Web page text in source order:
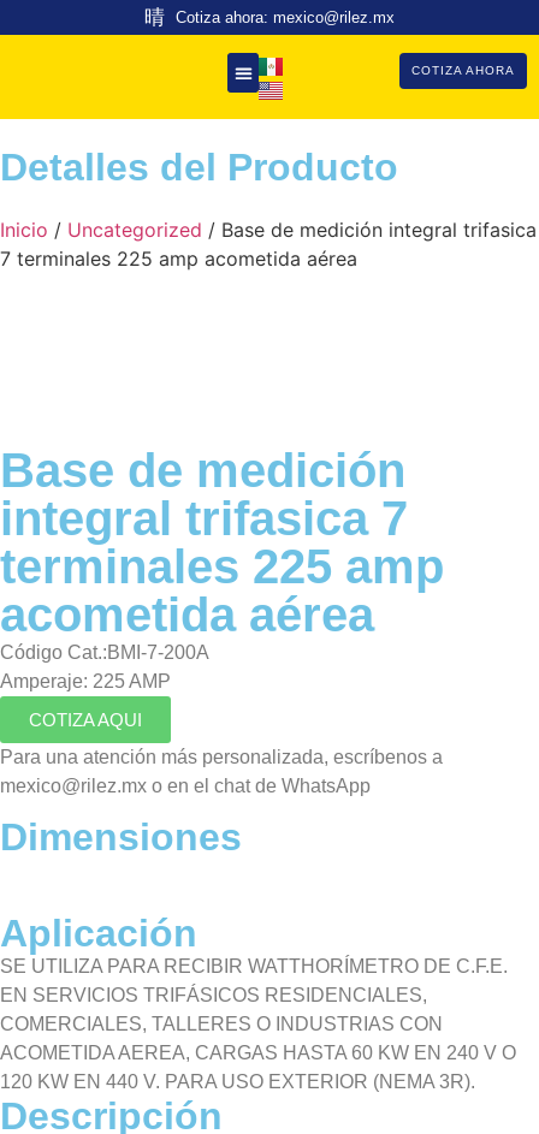
Cotiza ahora: mexico@rilez.mx
COTIZA AHORA
Detalles del Producto
Inicio / Uncategorized / Base de medición integral trifasica
7 terminales 225 amp acometida aérea
Base de medición
integral trifasica 7
terminales 225 amp
acometida aérea
Código Cat.:BMI-7-200A
Amperaje: 225 AMP
COTIZA AQUI
Para una atención más personalizada, escríbenos a
mexico@rilez.mx o en el chat de WhatsApp
Dimensiones
Aplicación
SE UTILIZA PARA RECIBIR WATTHORÍMETRO DE C.F.E.
EN SERVICIOS TRIFÁSICOS RESIDENCIALES,
COMERCIALES, TALLERES O INDUSTRIAS CON
ACOMETIDA AEREA, CARGAS HASTA 60 KW EN 240 V O
120 KW EN 440 V. PARA USO EXTERIOR (NEMA 3R).
Descripción